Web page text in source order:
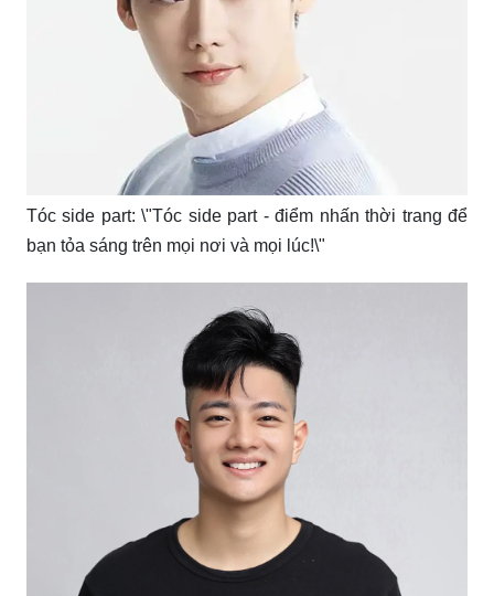
Tóc side part: \"Tóc side part - điểm nhấn thời trang để
bạn tỏa sáng trên mọi nơi và mọi lúc!\"